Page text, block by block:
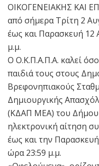
ΟΙΚΟΓΕΝΕΙΑΚΗΣ ΚΑΙ
από σήμερα Τρίτη 2
έως και Παρασκευή 12
μ.μ.
Ο Ο.Κ.Π.Α.Π.Α. καλεί
παιδιά τους στους
Βρεφονηπιακούς
Δημιουργικής
(ΚΔΑΠ ΜΕΑ) του Δήμου
ηλεκτρονική αίτηση
έως και την
ώρα 23:59 μ.μ.